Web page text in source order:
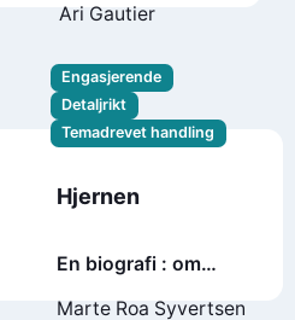
Ari Gautier
Engasjerende
Detaljrikt
Temadrevet handling
Hjernen
En biografi : om
Marte Roa Syvertsen